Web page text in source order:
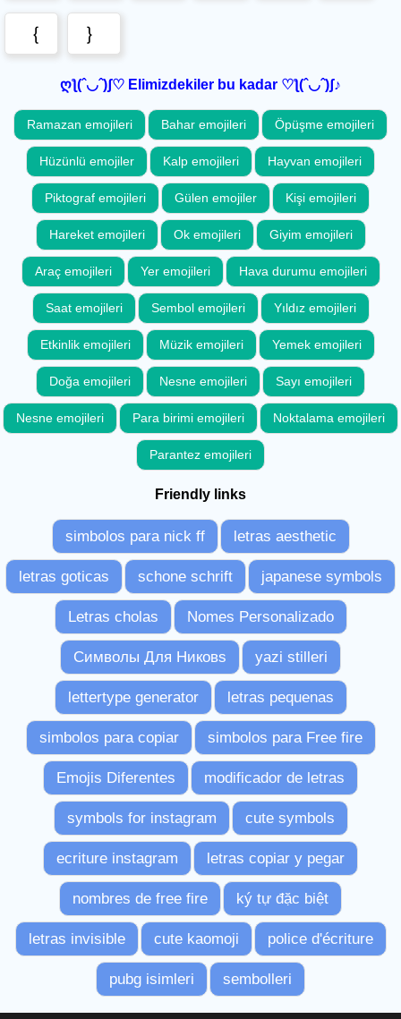
｛ ｝
ღƪ(ˆ◡ˆ)ʃ♡ Elimizdekiler bu kadar ♡ƪ(ˆ◡ˆ)ʃ♪
Ramazan emojileri Bahar emojileri Öpüşme emojileri
Hüzünlü emojiler Kalp emojileri Hayvan emojileri
Piktograf emojileri Gülen emojiler Kişi emojileri
Hareket emojileri Ok emojileri Giyim emojileri
Araç emojileri Yer emojileri Hava durumu emojileri
Saat emojileri Sembol emojileri Yıldız emojileri
Etkinlik emojileri Müzik emojileri Yemek emojileri
Doğa emojileri Nesne emojileri Sayı emojileri
Nesne emojileri Para birimi emojileri Noktalama emojileri
Parantez emojileri
Friendly links
simbolos para nick ff letras aesthetic
letras goticas schone schrift japanese symbols
Letras cholas Nomes Personalizado
Символы Для Никовs yazi stilleri
lettertype generator letras pequenas
simbolos para copiar simbolos para Free fire
Emojis Diferentes modificador de letras
symbols for instagram cute symbols
ecriture instagram letras copiar y pegar
nombres de free fire ký tự đặc biệt
letras invisible cute kaomoji police d'écriture
pubg isimleri sembolleri